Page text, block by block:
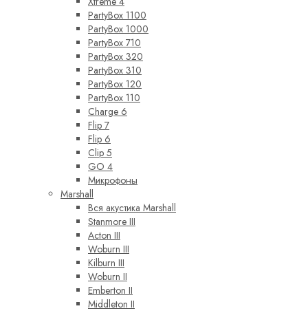
PartyBox 1100
PartyBox 1000
PartyBox 710
PartyBox 320
PartyBox 310
PartyBox 120
PartyBox 110
Charge 6
Flip 7
Flip 6
Clip 5
GO 4
Микрофоны
Marshall
Вся акустика Marshall
Stanmore III
Acton III
Woburn III
Kilburn III
Woburn II
Emberton II
Middleton II